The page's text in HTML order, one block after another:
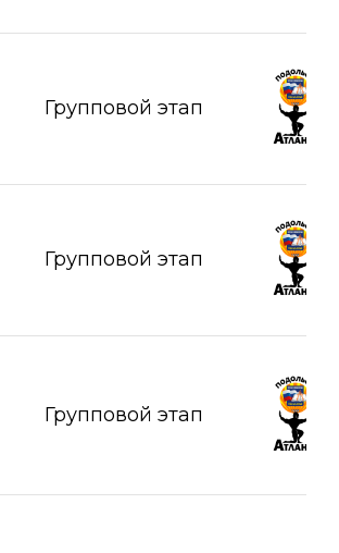
Групповой этап
Групповой этап
Групповой этап